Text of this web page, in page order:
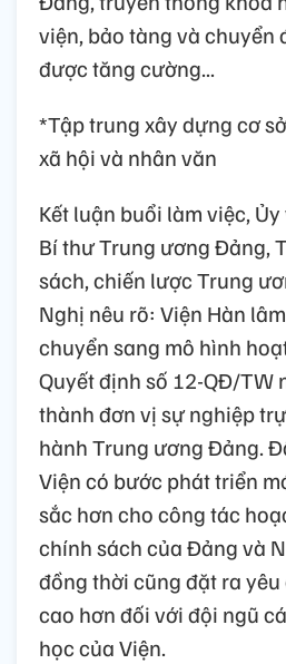
viện, bảo tàng và chuyển
được tăng cường...
*Tập trung xây dựng cơ
xã hội và nhân văn
Kết luận buổi làm việc,
Bí thư Trung ương Đảng,
sách, chiến lược Trung
Nghị nêu rõ: Viện Hàn
chuyển sang mô hình
Quyết định số 12-QĐ/TW
thành đơn vị sự nghiệp
hành Trung ương Đảng.
Viện có bước phát triển
sắc hơn cho công tác
chính sách của Đảng và
đồng thời cũng đặt ra
cao hơn đối với đội ngũ
học của Viện.